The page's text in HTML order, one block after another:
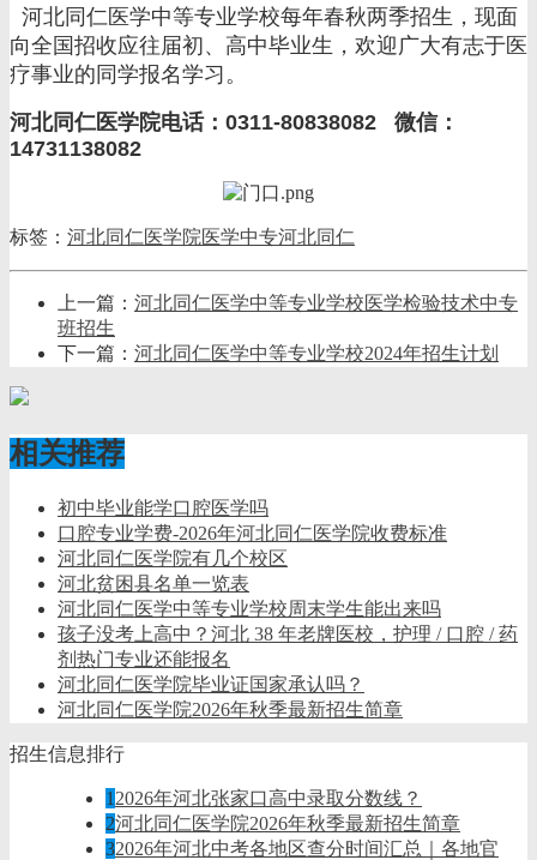
河北同仁医学中等专业学校每年春秋两季招生，现面
向全国招收应往届初、高中毕业生，欢迎广大有志于医
疗事业的同学报名学习。
河北同仁医学院电话：0311-80838082 微信：
14731138082
标签： 河北同仁医学院医学中专河北同仁
上一篇： 河北同仁医学中等专业学校医学检验技术中专
班招生
下一篇： 河北同仁医学中等专业学校2024年招生计划
相关推荐
初中毕业能学口腔医学吗
口腔专业学费-2026年河北同仁医学院收费标准
河北同仁医学院有几个校区
河北贫困县名单一览表
河北同仁医学中等专业学校周末学生能出来吗
孩子没考上高中？河北 38 年老牌医校，护理 / 口腔 / 药
剂热门专业还能报名
河北同仁医学院毕业证国家承认吗？
河北同仁医学院2026年秋季最新招生简章
招生信息排行
1 2026年河北张家口高中录取分数线？
2河北同仁医学院2026年秋季最新招生简章
32026年河北中考各地区查分时间汇总｜各地官